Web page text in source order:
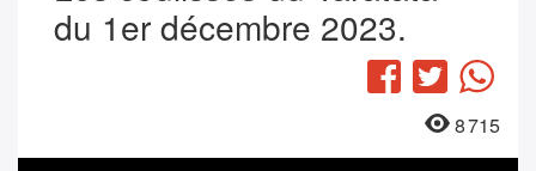
du 1er décembre 2023.
Facebook
Twitter
8 715